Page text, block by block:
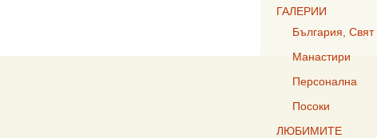
ГАЛЕРИИ
България, Свят
Манастири
Персонална
Посоки
ЛЮБИМИТЕ